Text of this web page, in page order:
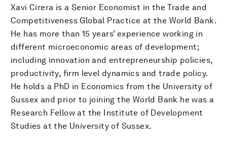
Xavi Cirera is a Senior Economist in the Trade and
Competitiveness Global Practice at the World Bank.
He has more than 15 years’ experience working in
different microeconomic areas of development;
including innovation and entrepreneurship policies,
productivity, firm level dynamics and trade policy.
He holds a PhD in Economics from the University of
Sussex and prior to joining the World Bank he was a
Research Fellow at the Institute of Development
Studies at the University of Sussex.